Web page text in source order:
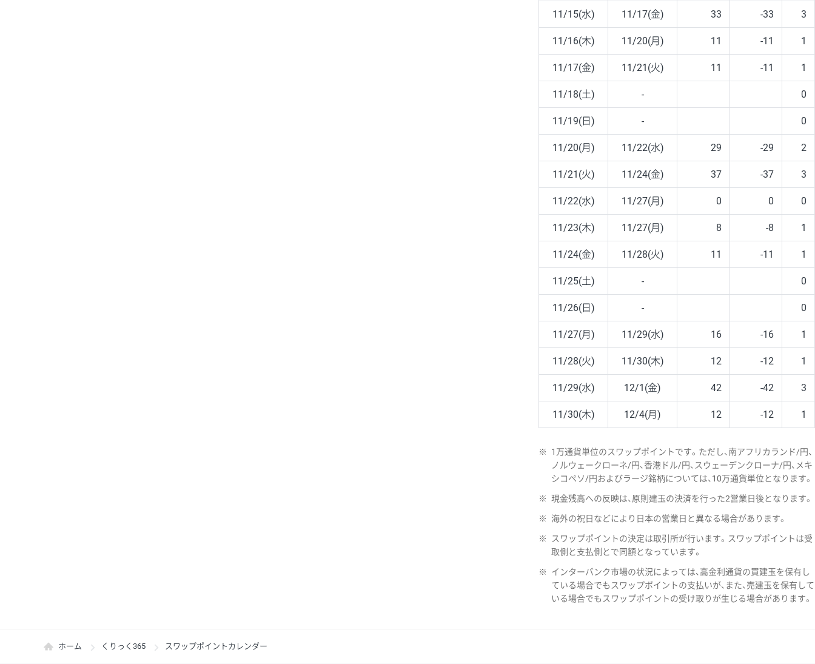
11/15(水) 11/17(金) 33 -33 3
11/16(木) 11/20(月) 11 -11 1
11/17(金) 11/21(火) 11 -11 1
11/18(土) - 0
11/19(日) - 0
11/20(月) 11/22(水) 29 -29 2
11/21(火) 11/24(金) 37 -37 3
11/22(水) 11/27(月) 0 0 0
11/23(木) 11/27(月) 8 -8 1
11/24(金) 11/28(火) 11 -11 1
11/25(土) - 0
11/26(日) - 0
11/27(月) 11/29(水) 16 -16 1
11/28(火) 11/30(木) 12 -12 1
11/29(水) 12/1(金) 42 -42 3
11/30(木) 12/4(月) 12 -12 1
※
1万通貨単位のスワップポイントです。ただし、南アフリカランド/円、
ノルウェークローネ/円、香港ドル/円、スウェーデンクローナ/円、メキ
シコペソ/円およびラージ銘柄については、10万通貨単位となります。
※ 現金残高への反映は、原則建玉の決済を行った2営業日後となります。
※ 海外の祝日などにより日本の営業日と異なる場合があります。
※
スワップポイントの決定は取引所が行います。スワップポイントは受
取側と支払側とで同額となっています。
※
インターバンク市場の状況によっては、高金利通貨の買建玉を保有し
ている場合でもスワップポイントの支払いが、また、売建玉を保有して
いる場合でもスワップポイントの受け取りが生じる場合があります。
ホーム くりっく365 スワップポイントカレンダー